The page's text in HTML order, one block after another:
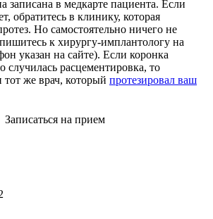
записана в медкарте пациента. Если
обратитесь в клинику, которая
Но самостоятельно ничего не
к хирургу-имплантологу на
указан на сайте). Если коронка
случилась расцементировка, то
тот же врач, который протезировал ваш
Записаться на прием